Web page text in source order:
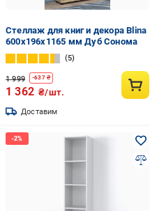
Стеллаж для книг и декора Blina
600х196х1165 мм Дуб Сонома
5
1 999 -637₴
1 362 ₴/шт.
Доставим